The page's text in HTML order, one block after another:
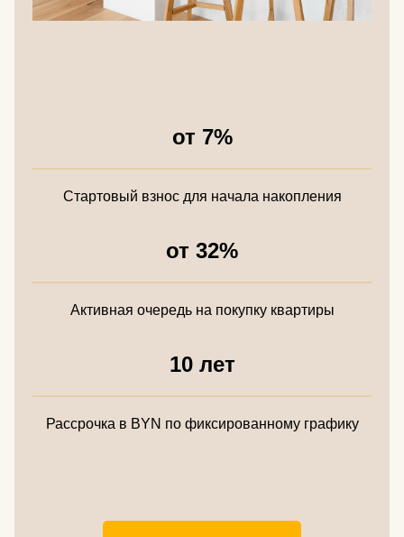
от 7%
Стартовый взнос для начала накопления
от 32%
Активная очередь на покупку квартиры
10 лет
Рассрочка в BYN по фиксированному графику